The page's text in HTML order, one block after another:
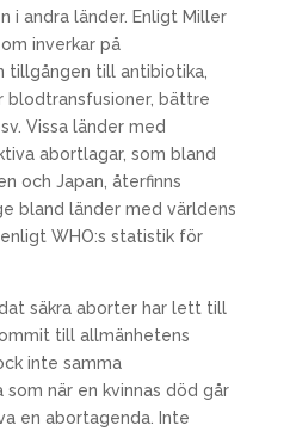
i andra länder. Enligt Miller
inverkar på
tillgången till antibiotika,
bättre
Vissa länder med
abortlagar, som bland
och Japan, återfinns
bland länder med världens
WHO:s statistik för
säkra aborter har lett till
till allmänhetens
inte samma
när en kvinnas död går
en abortagenda. Inte